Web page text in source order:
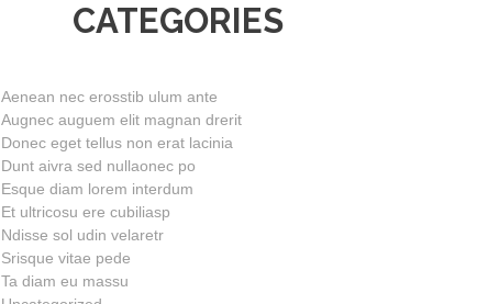
CATEGORIES
Aenean nec erosstib ulum ante
Augnec auguem elit magnan drerit
Donec eget tellus non erat lacinia
Dunt aivra sed nullaonec po
Esque diam lorem interdum
Et ultricosu ere cubiliasp
Ndisse sol udin velaretr
Srisque vitae pede
Ta diam eu massu